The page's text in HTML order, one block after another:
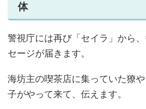
体
警視庁には再び「セイラ」から
セージが届きます。
海坊主の喫茶店に集っていた獠
子がやって来て、伝えます。